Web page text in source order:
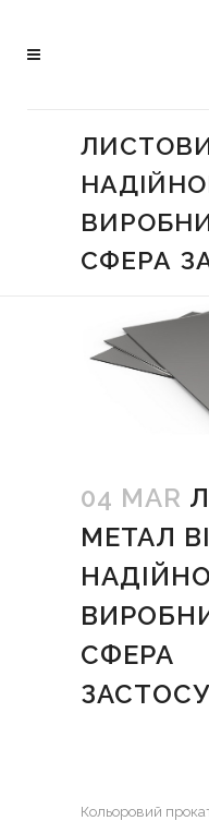
СФЕРА
04 MAR
МЕТАЛ
СФЕРА
Кольоровий